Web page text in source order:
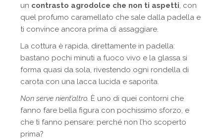
un contrasto agrodolce che non ti aspetti, con
quel profumo caramellato che sale dalla padella e
ti convince ancora prima di assaggiare.
La cottura è rapida, direttamente in padella:
bastano pochi minuti a fuoco vivo e la glassa si
forma quasi da sola, rivestendo ogni rondella di
carota con una lacca lucida e saporita.
Non serve nient’altro. È uno di quei contorni che
fanno fare bella figura con pochissimo sforzo, e
che ti fanno pensare: perché non l’ho scoperto
prima?